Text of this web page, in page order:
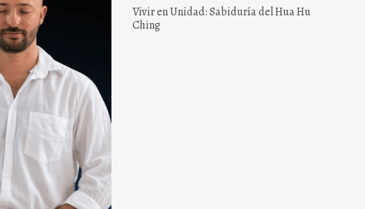
Vivir en Unidad: Sabiduría del Hua Hu
Ching